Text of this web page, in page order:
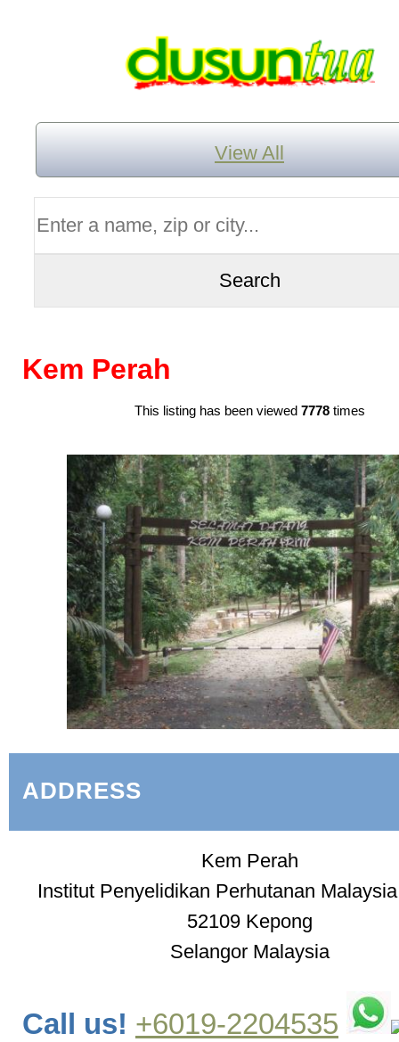
View All
Kem Perah
This listing has been viewed 7778times
ADDRESS
Kem Perah
Institut Penyelidikan Perhutanan
52109 Kepong
Selangor Malaysia
Call us! +6019-2204535